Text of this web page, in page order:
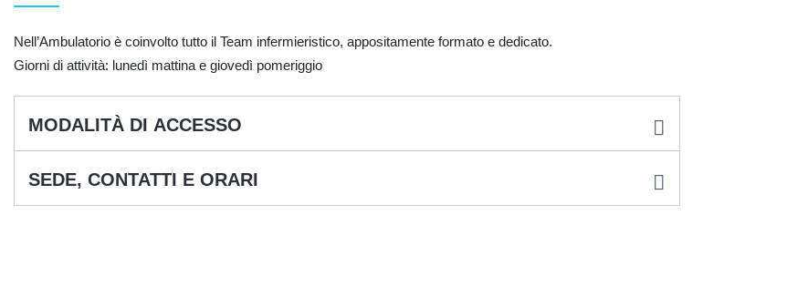
Nell’Ambulatorio è coinvolto tutto il Team infermieristico, appositamente formato e dedicato.
Giorni di attività: lunedì mattina e giovedì pomeriggio
MODALITÀ DI ACCESSO
SEDE, CONTATTI E ORARI